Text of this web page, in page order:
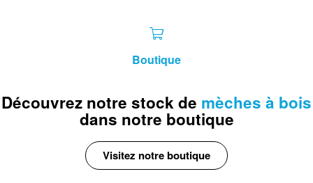
Boutique
découvrez notre stock de mèches à bois
dans notre boutique
Visitez notre boutique